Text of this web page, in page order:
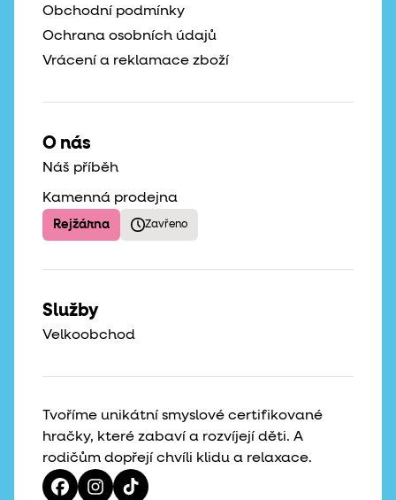
Tvoříme unikátní smyslové certifikované
hračky, které zabaví a rozvíjejí děti. A
rodičům dopřejí chvíli klidu a relaxace.
Obchodní podmínky
Ochrana osobních údajů
Vrácení a reklamace zboží
O nás
Náš příběh
Kamenná prodejna
Rejžárna Zavřeno
Služby
Velkoobchod